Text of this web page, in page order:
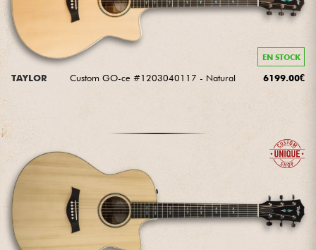
EN STOCK
TAYLOR Custom GO-ce #1203040117 - Natural 6199.00€